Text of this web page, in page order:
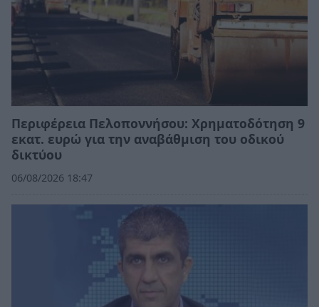
Περιφέρεια Πελοποννήσου: Χρηματοδότηση 9
εκατ. ευρώ για την αναβάθμιση του οδικού
δικτύου
06/08/2026 18:47